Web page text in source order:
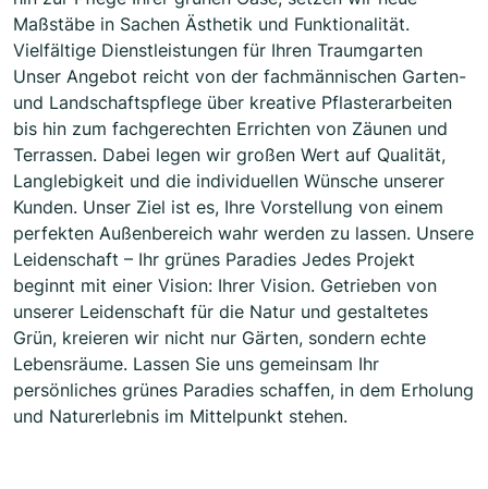
Maßstäbe in Sachen Ästhetik und Funktionalität.
Vielfältige Dienstleistungen für Ihren Traumgarten
Unser Angebot reicht von der fachmännischen Garten-
und Landschaftspflege über kreative Pflasterarbeiten
bis hin zum fachgerechten Errichten von Zäunen und
Terrassen. Dabei legen wir großen Wert auf Qualität,
Langlebigkeit und die individuellen Wünsche unserer
Kunden. Unser Ziel ist es, Ihre Vorstellung von einem
perfekten Außenbereich wahr werden zu lassen. Unsere
Leidenschaft – Ihr grünes Paradies Jedes Projekt
beginnt mit einer Vision: Ihrer Vision. Getrieben von
unserer Leidenschaft für die Natur und gestaltetes
Grün, kreieren wir nicht nur Gärten, sondern echte
Lebensräume. Lassen Sie uns gemeinsam Ihr
persönliches grünes Paradies schaffen, in dem Erholung
und Naturerlebnis im Mittelpunkt stehen.